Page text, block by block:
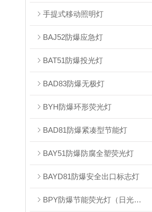
手提式移动照明灯
BAJ52防爆应急灯
BAT51防爆投光灯
BAD83防爆无极灯
BYH防爆环形荧光灯
BAD81防爆紧凑型节能灯
BAY51防爆防腐全塑荧光灯
BAYD81防爆安全出口标志灯
BPY防爆节能荧光灯（日光灯）